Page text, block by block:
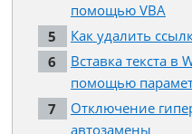
помощью VBA
Как удалить
Вставка текста в
помощью
Отключение
автозамены